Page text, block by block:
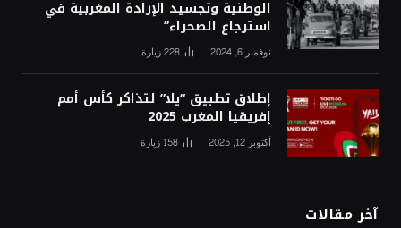
الوطنية وتجسيد الإرادة المغربية في
استرجاع الصحراء”
نوفمبر 6, 2024 228زيارة
إطلاق تطبيق “يلا” لتذاكر كأس أمم
إفريقيا المغرب 2025
أكتوبر 12, 2025 158 زيارة
آخر مقالات